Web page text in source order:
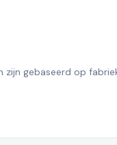
zijn gebaseerd op